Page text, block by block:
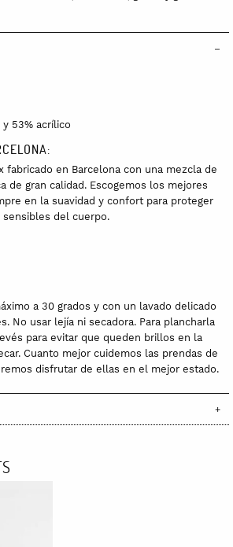
y 53% acrílico
fabricado en Barcelona con una mezcla de
de gran calidad. Escogemos los mejores
en la suavidad y confort para proteger
sensibles del cuerpo.
a 30 grados y con un lavado delicado
No usar lejía ni secadora. Para plancharla
para evitar que queden brillos en la
Cuanto mejor cuidemos las prendas de
disfrutar de ellas en el mejor estado.